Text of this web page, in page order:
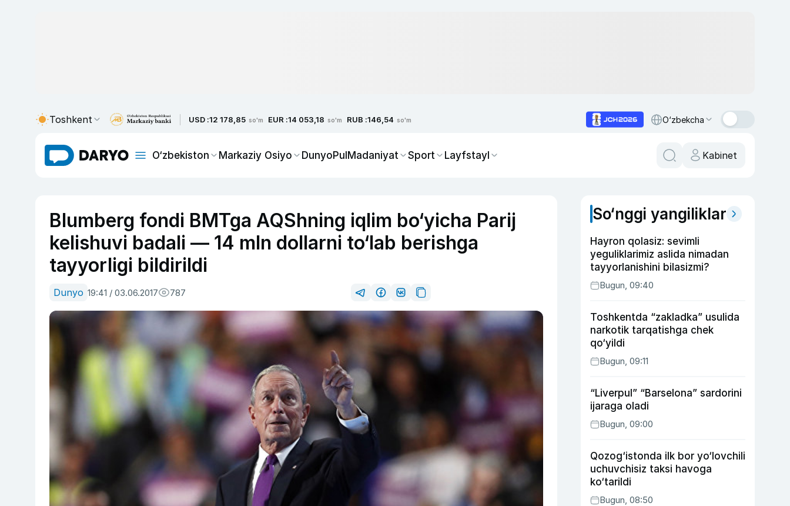
Toshkent USD :12 178,85 so'm EUR :14 053,18 so'm RUB :146,54 so'm O‘zbekcha
O‘zbekiston Markaziy Osiyo DunyoPulMadaniyat Sport Layfstayl Kabinet
Blumberg fondi BMTga AQShning iqlim bo‘yicha Parij
kelishuvi badali — 14 mln dollarni to‘lab berishga
tayyorligi bildirildi
Dunyo 19:41 / 03.06.2017 787
So‘nggi yangiliklar
Hayron qolasiz: sevimli
yeguliklarimiz aslida nimadan
tayyorlanishini bilasizmi?
Bugun, 09:40
Toshkentda “zakladka” usulida
narkotik tarqatishga chek
qo‘yildi
Bugun, 09:11
“Liverpul” “Barselona” sardorini
ijaraga oladi
Bugun, 09:00
Qozog‘istonda ilk bor yo‘lovchili
uchuvchisiz taksi havoga
ko‘tarildi
Bugun, 08:50